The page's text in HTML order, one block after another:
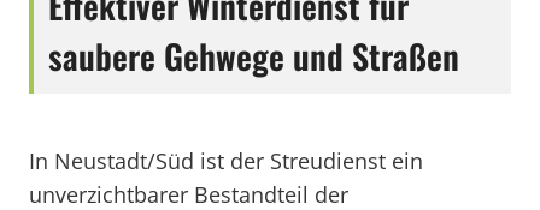
saubere Gehwege und Straßen
In Neustadt/Süd ist der Streudienst ein
unverzichtbarer Bestandteil der